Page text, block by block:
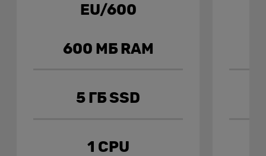
EU/600
600 МБ RAM
5 ГБ SSD
1 CPU